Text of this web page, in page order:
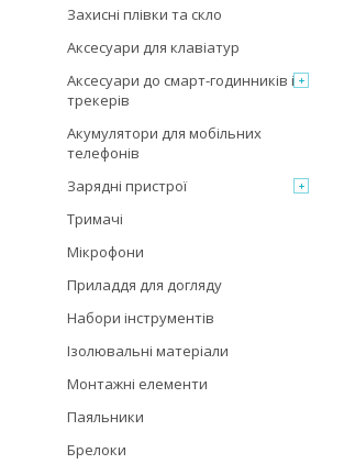
Захисні плівки та скло
Аксесуари для клавіатур
Аксесуари до смарт-годинників і
трекерів
Акумулятори для мобільних
телефонів
Зарядні пристрої
Тримачі
Мікрофони
Приладдя для догляду
Набори інструментів
Ізолювальні матеріали
Монтажні елементи
Паяльники
Брелоки